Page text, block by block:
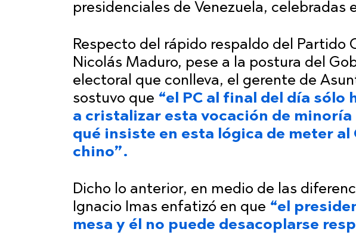
presidenciales de Venezuela, celebradas
Respecto del rápido respaldo del Partido
Nicolás Maduro, pese a la postura del
electoral que conlleva, el gerente de
sostuvo que “el PC al final del día sólo
a cristalizar esta vocación de
qué insiste en esta lógica de meter al
chino”.
Dicho lo anterior, en medio de las
Ignacio Imas enfatizó en que “el
mesa y él no puede desacoplarse